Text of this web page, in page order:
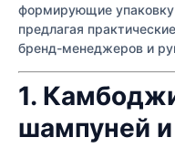
формирующие
предлагая
бренд-менеджеров и
1.
шампуней